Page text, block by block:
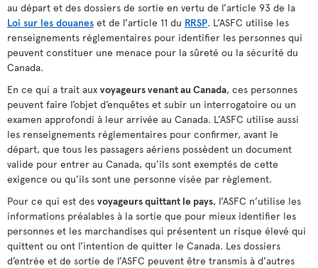
au départ et des dossiers de sortie en vertu de l’article 93 de la
Loi sur les douanes et de l’article 11 du RRSP. L’ASFC utilise les
renseignements réglementaires pour identifier les personnes qui
peuvent constituer une menace pour la sûreté ou la sécurité du
Canada.
En ce qui a trait aux voyageurs venant au Canada, ces personnes
peuvent faire l’objet d’enquêtes et subir un interrogatoire ou un
examen approfondi à leur arrivée au Canada. L’ASFC utilise aussi
les renseignements réglementaires pour confirmer, avant le
départ, que tous les passagers aériens possèdent un document
valide pour entrer au Canada, qu’ils sont exemptés de cette
exigence ou qu’ils sont une personne visée par règlement.
Pour ce qui est des voyageurs quittant le pays, l’ASFC n’utilise les
informations préalables à la sortie que pour mieux identifier les
personnes et les marchandises qui présentent un risque élevé qui
quittent ou ont l’intention de quitter le Canada. Les dossiers
d’entrée et de sortie de l’ASFC peuvent être transmis à d’autres